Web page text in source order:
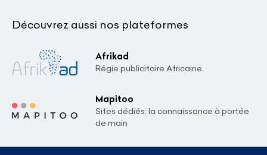
Découvrez aussi nos plateformes
Afrikad
Régie publicitaire Africaine.
Mapitoo
Sites dédiés: la connaissance à portée
de main